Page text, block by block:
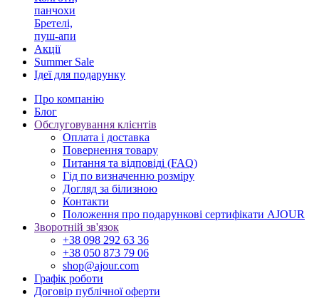
панчохи
Бретелі,
пуш-апи
Акції
Summer Sale
Ідеї для подарунку
Про компанію
Блог
Обслуговування клієнтів
Оплата і доставка
Повернення товару
Питання та відповіді (FAQ)
Гід по визначенню розміру
Догляд за білизною
Контакти
Положення про подарункові сертифікати AJOUR
Зворотній зв'язок
+38 098 292 63 36
+38 050 873 79 06
shop@ajour.com
Графік роботи
Договір публічної оферти